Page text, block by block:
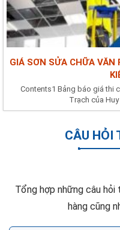
GIÁ SƠN SỬA CHỮA
Contents1 Bảng báo giá thi
Trạch của Huy
CÂU HỎI
Tổng hợp những câu
hàng cũng